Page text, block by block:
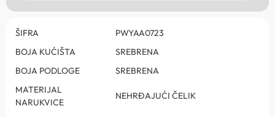
ŠIFRA
PWYAA0723
BOJA KUĆIŠTA
SREBRENA
BOJA PODLOGE
SREBRENA
MATERIJAL
NARUKVICE
NEHRĐAJUĆI ČELIK